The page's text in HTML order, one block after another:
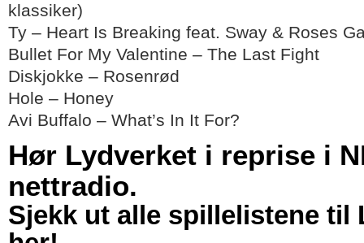
klassiker)
Ty – Heart Is Breaking feat. Sway & Roses
Bullet For My Valentine – The Last Fight
Diskjokke – Rosenrød
Hole – Honey
Avi Buffalo – What’s In It For?
Hør Lydverket i reprise i
nettradio.
Sjekk ut alle spillelistene til